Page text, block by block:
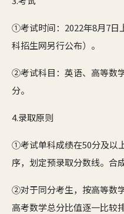
①考试时间：2022年8月7日
科招生网另行公布）。
②考试科目：英语、高等数
分。
4.录取原则
①考试单科成绩在50分及以
序，划定预录取分数线。合
②对于同分考生，按高等数
高考数学总分比值逐一比较